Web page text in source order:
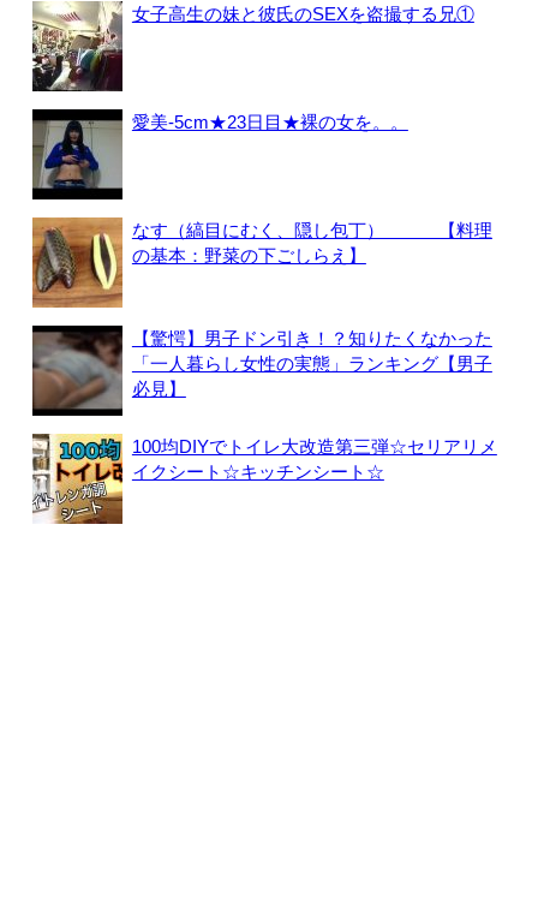
女子高生の妹と彼氏のSEXを盗撮する兄①
愛美-5cm★23日目★裸の女を。。
なす（縞目にむく、隠し包丁） 【料理
の基本：野菜の下ごしらえ】
【驚愕】男子ドン引き！？知りたくなかった
「一人暮らし女性の実態」ランキング【男子
必見】
100均DIYでトイレ大改造第三弾☆セリアリメ
イクシート☆キッチンシート☆